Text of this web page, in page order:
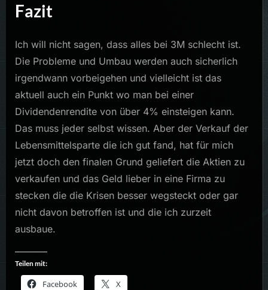
Fazit
Ich will nicht sagen, dass alles bei 3M schlecht ist.
Die Probleme und Umbau werden auch sicherlich
irgendwann vorbeigehen und vielleicht ist das
aktuell auch ein Punkt wo man bei einer
Dividendenrendite von über 4% einsteigen kann.
Das muss jeder selbst wissen. Aber der Verkauf der
Lebensmittelsparte die ich gut fand, hat für mich
jetzt doch den finalen Grund geliefert die Aktien zu
verkaufen und das Geld lieber in eine Firma zu
stecken die die Krisen besser wegsteckt oder gar
nicht davon betroffen ist und die ich zurzeit
ausbaue.
Teilen mit:
Facebook X